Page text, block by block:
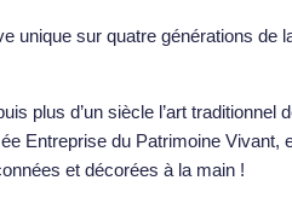
unique sur quatre générations de
plus d’un siècle l’art traditionnel
Entreprise du Patrimoine Vivant,
et décorées à la main !